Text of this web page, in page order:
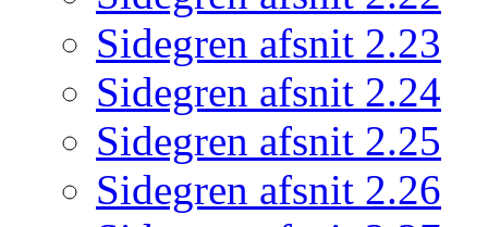
Sidegren afsnit 2.23
Sidegren afsnit 2.24
Sidegren afsnit 2.25
Sidegren afsnit 2.26